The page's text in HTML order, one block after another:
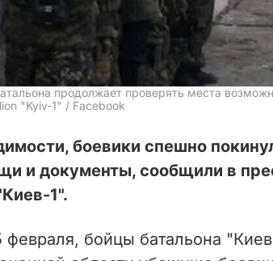
продолжает проверять места
"Kyiv-1" / Facebook
боевики спешно
и документы, сообщили в
1".
февраля, бойцы батальона